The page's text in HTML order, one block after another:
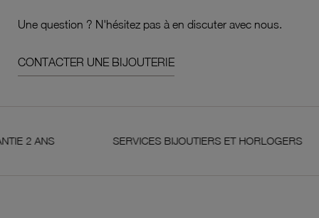
Une question ? N'hésitez pas à en discuter avec nous.
CONTACTER UNE BIJOUTERIE
SERVICES BIJOUTIERS ET HORLOGERS